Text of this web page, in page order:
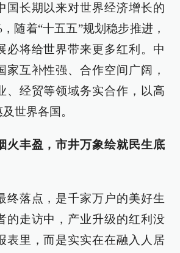
国长期以来对世界经济增长的
随着“十五五”规划稳步推进，
必将给世界带来更多红利。中
家互补性强、合作空间广阔，
、经贸等领域务实合作，以高
世界各国。
火丰盈，市井万象绘就民生底
终落点，是千家万户的美好生
的走访中，产业升级的红利没
表里，而是实实在在融入人居